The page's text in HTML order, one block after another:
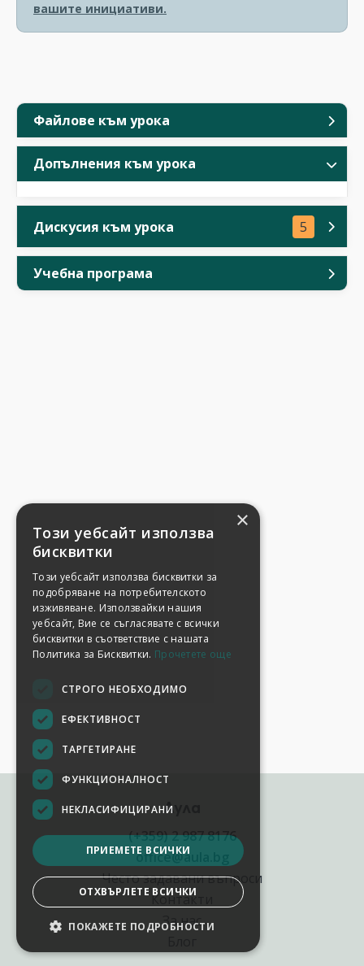
Файлове към урока
Допълнения към урока
Дискусия към урока 5
Учебна програма
вашите инициативи.
Аула
(+359) 2 987 8176
office@aula.bg
Често задавани въпроси
Контакти
За нас
×
Този уебсайт използва
бисквитки
Този уебсайт използва бисквитки за
подобряване на потребителското
изживяване. Използвайки нашия
уебсайт, Вие се съгласявате с всички
бисквитки в съответствие с нашата
Политика за Бисквитки. Прочетете още
СТРОГО НЕОБХОДИМО
ЕФЕКТИВНОСТ
ТАРГЕТИРАНЕ
ФУНКЦИОНАЛНОСТ
НЕКЛАСИФИЦИРАНИ
ПРИЕМЕТЕ ВСИЧКИ
ОТХВЪРЛЕТЕ ВСИЧКИ
ПОКАЖЕТЕ ПОДРОБНОСТИ